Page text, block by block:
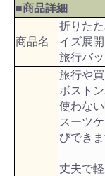
■商品詳細
商品名
折りた
イズ展
旅行バ
旅行や
ボストン
使わな
スーツ
びできま
丈夫で